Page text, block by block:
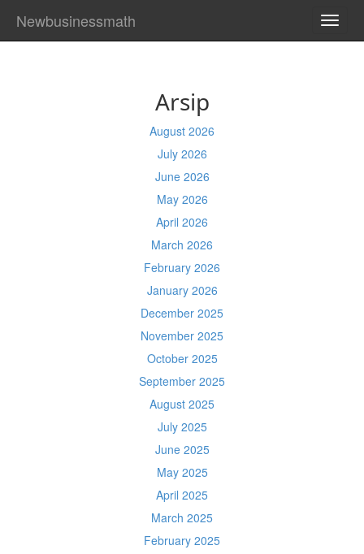
Newbusinessmath
Arsip
August 2026
July 2026
June 2026
May 2026
April 2026
March 2026
February 2026
January 2026
December 2025
November 2025
October 2025
September 2025
August 2025
July 2025
June 2025
May 2025
April 2025
March 2025
February 2025